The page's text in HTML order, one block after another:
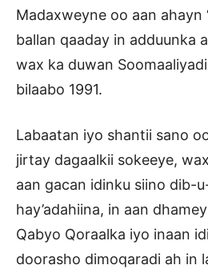
Madaxweyne oo aan ahayn
ballan qaaday in adduunka
wax ka duwan
bilaabo 1991.
Labaatan iyo shantii sano
jirtay dagaalkii sokeeye,
aan gacan idinku siino dib-
hay’adahiina, in aan
Qabyo Qoraalka iyo inaan
doorasho dimoqaradi ah in